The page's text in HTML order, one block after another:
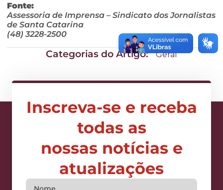
Fonte:
Assessoria de Imprensa – Sindicato dos Jornalistas
de Santa Catarina
(48) 3228-2500
Categorias do Artigo: Geral
Inscreva-se e receba
todas as
nossas notícias e
atualizações